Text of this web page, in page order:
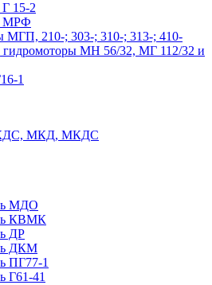
15-2
МРФ
МГП, 210-; 303-; 310-; 313-; 410-
гидромоторы МН 56/32, МГ 112/32 и
1
КДС, МКД, МКДС
МДО
КВМК
ДР
ДКМ
ПГ77-1
Г61-41